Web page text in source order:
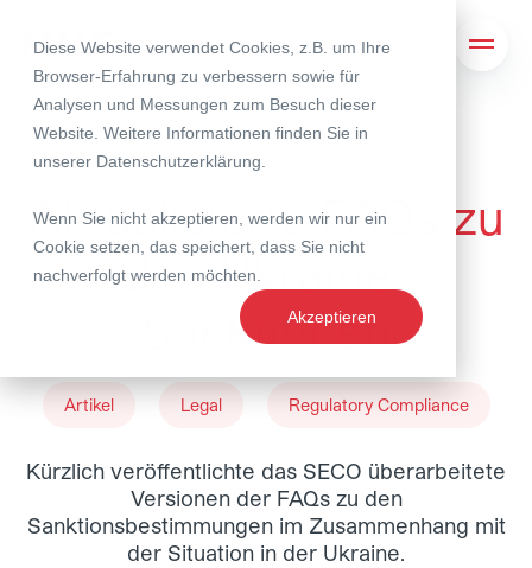
Diese Website verwendet Cookies, z.B. um Ihre
Browser-Erfahrung zu verbessern sowie für
Analysen und Messungen zum Besuch dieser
Website. Weitere Informationen finden Sie in
unserer Datenschutzerklärung
Wenn Sie nicht akzeptieren, werden wir nur ein
Cookie setzen, das speichert, dass Sie nicht
nachverfolgt werden möchten.
Akzeptieren
Suche
26. Juni 2024
Aktualisierte FAQs zu
den Ukraine-
Sanktionen
Artikel Legal Regulatory Compliance
Kürzlich veröffentlichte das SECO überarbeitete
Versionen der FAQs zu den
Sanktionsbestimmungen im Zusammenhang mit
der Situation in der Ukraine.